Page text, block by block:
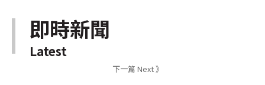
即時新聞
Latest
下一篇 Next 》